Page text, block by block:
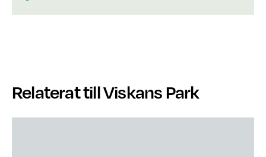
Relaterat till Viskans Park